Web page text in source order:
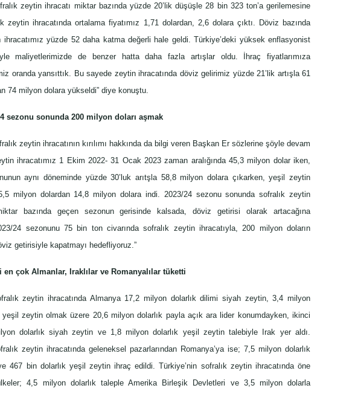
zeytin ihracatı miktar bazında yüzde 20’lik düşüşle 28 bin 323 ton’a gerilemesine
zeytin ihracatında ortalama fiyatımız 1,71 dolardan, 2,6 dolara çıktı. Döviz bazında
ihracatımız yüzde 52 daha katma değerli hale geldi. Türkiye’deki yüksek enflasyonist
maliyetlerimizde de benzer hatta daha fazla artışlar oldu. İhraç fiyatlarımıza
oranda yansıttık. Bu sayede zeytin ihracatında döviz gelirimiz yüzde 21’lik artışla 61
74 milyon dolara yükseldi” diye konuştu.
sezonu sonunda 200 milyon doları aşmak
zeytin ihracatının kırılımı hakkında da bilgi veren Başkan Er sözlerine şöyle devam
ihracatımız 1 Ekim 2022- 31 Ocak 2023 zaman aralığında 45,3 milyon dolar iken,
aynı döneminde yüzde 30’luk arıtşla 58,8 milyon dolara çıkarken, yeşil zeytin
milyon dolardan 14,8 milyon dolara indi. 2023/24 sezonu sonunda sofralık zeytin
bazında geçen sezonun gerisinde kalsada, döviz getirisi olarak artacağına
24 sezonunu 75 bin ton civarında sofralık zeytin ihracatıyla, 200 milyon doların
getirisiyle kapatmayı hedefliyoruz.”
çok Almanlar, Iraklılar ve Romanyalılar tüketti
zeytin ihracatında Almanya 17,2 milyon dolarlık dilimi siyah zeytin, 3,4 milyon
yeşil zeytin olmak üzere 20,6 milyon dolarlık payla açık ara lider konumdayken, ikinci
dolarlık siyah zeytin ve 1,8 milyon dolarlık yeşil zeytin talebiyle Irak yer aldı.
zeytin ihracatında geleneksel pazarlarından Romanya’ya ise; 7,5 milyon dolarlık
467 bin dolarlık yeşil zeytin ihraç edildi. Türkiye’nin sofralık zeytin ihracatında öne
4,5 milyon dolarlık taleple Amerika Birleşik Devletleri ve 3,5 milyon dolarla